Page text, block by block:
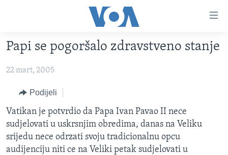
glavni
Pređi
navigaciju
Idi
na
pretragu
TV PROGRAM
VIDEO
FOTOGRAFIJE DANA
VIJESTI
SJEDINJENE AMERIČKE DRŽAVE
BOSNA I HERCEGOVINA
NAUKA I TEHNOLOGIJA
SPECIJALNI PROJEKTI
Papi se pogoršalo zdravstveno stanje
22 mart, 2005
Podijeli
Vatikan je potvrdio da Papa Ivan Pavao II nece
sudjelovati u uskrsnjim obredima, danas na Veliku
srijedu nece odrzati svoju tradicionalnu opcu
audijenciju niti ce na Veliki petak sudjelovati u